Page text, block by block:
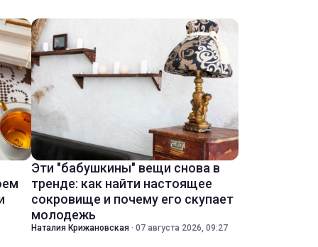
Эти "бабушкины" вещи снова в
тренде: как найти настоящее
сокровище и почему его скупает
молодежь
Наталия Крижановская · 07 августа 2026, 09:27